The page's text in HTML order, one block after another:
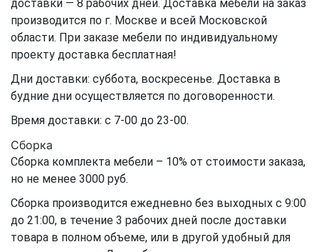
доставки — 8 рабочих дней. Доставка мебели на заказ
производится по г. Москве и всей Московской
области. При заказе мебели по индивидуальному
проекту доставка бесплатная!
Дни доставки: суббота, воскресенье. Доставка в
будние дни осуществляется по договоренности.
Время доставки: с 7-00 до 23-00.
Сборка
Сборка комплекта мебели – 10% от стоимости заказа,
но не менее 3000 руб.
Сборка производится ежедневно без выходных с 9:00
до 21:00, в течение 3 рабочих дней после доставки
товара в полном объеме, или в другой удобный для